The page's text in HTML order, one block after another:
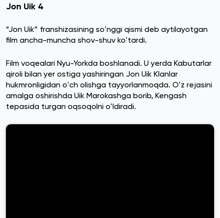
Jon Uik 4
“Jon Uik” franshizasining soʻnggi qismi deb aytilayotgan
film ancha-muncha shov-shuv koʻtardi.
Film voqealari Nyu-Yorkda boshlanadi. U yerda Kabutarlar
qiroli bilan yer ostiga yashiringan Jon Uik Klanlar
hukmronligidan oʻch olishga tayyorlanmoqda. Oʻz rejasini
amalga oshirishda Uik Marokashga borib, Kengash
tepasida turgan oqsoqolni oʻldiradi.